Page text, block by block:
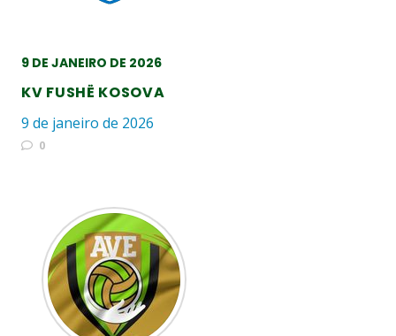
9 DE JANEIRO DE 2026
KV FUSHË KOSOVA
9 de janeiro de 2026
0